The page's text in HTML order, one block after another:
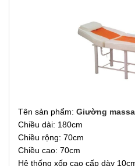
Tên sản phẩm: Giường
Chiều dài: 180cm
Chiều rộng: 70cm
Chiều cao: 70cm
Hệ thống xốp cao cấp dày